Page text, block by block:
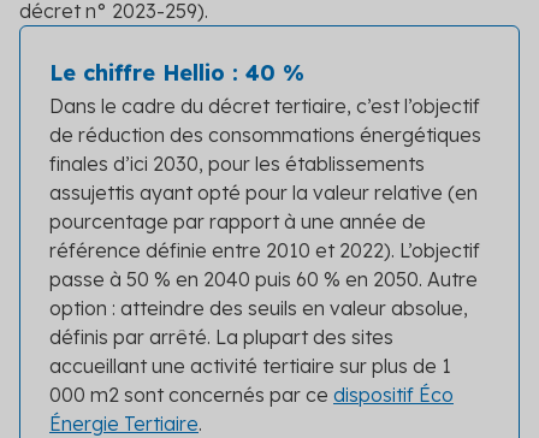
décret n° 2023-259).
Le chiffre Hellio : 40 %
Dans le cadre du décret tertiaire, c’est l’objectif
de réduction des consommations énergétiques
finales d’ici 2030, pour les établissements
assujettis ayant opté pour la valeur relative (en
pourcentage par rapport à une année de
référence définie entre 2010 et 2022). L’objectif
passe à 50 % en 2040 puis 60 % en 2050. Autre
option : atteindre des seuils en valeur absolue,
définis par arrêté. La plupart des sites
accueillant une activité tertiaire sur plus de 1
000 m2 sont concernés par ce dispositif Éco
Énergie Tertiaire.